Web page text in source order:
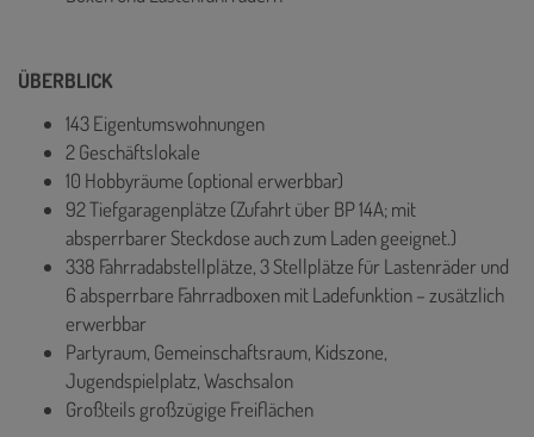
ÜBERBLICK
143 Eigentumswohnungen
2 Geschäftslokale
10 Hobbyräume (optional erwerbbar)
92 Tiefgaragenplätze (Zufahrt über BP 14A; mit
absperrbarer Steckdose auch zum Laden geeignet.)
338 Fahrradabstellplätze, 3 Stellplätze für Lastenräder und
6 absperrbare Fahrradboxen mit Ladefunktion – zusätzlich
erwerbbar
Partyraum, Gemeinschaftsraum, Kidszone,
Jugendspielplatz, Waschsalon
Großteils großzügige Freiflächen